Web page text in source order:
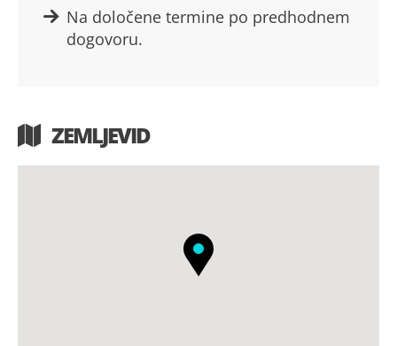
Na določene termine po predhodnem
dogovoru.
ZEMLJEVID